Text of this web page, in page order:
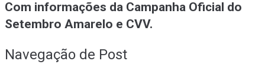
Com informações da Campanha Oficial do
Setembro Amarelo e CVV.
Navegação de Post